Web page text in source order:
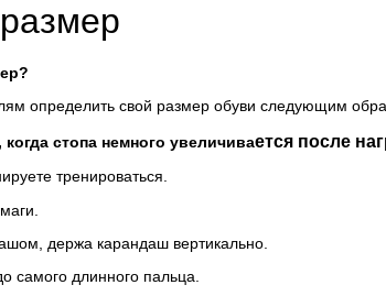
определить свой размер обуви следующим
стопа немного увеличивается после
тренироваться.
держа карандаш вертикально.
самого длинного пальца.